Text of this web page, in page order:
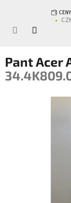
Pant Acer